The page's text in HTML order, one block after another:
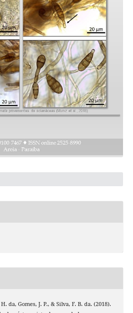
da, Gomes, J. P., & Silva, F. B. da. (2018).